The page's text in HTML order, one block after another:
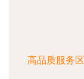
高品质服务